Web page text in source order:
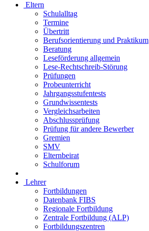
Eltern
Schulalltag
Termine
Übertritt
Berufsorientierung und Praktikum
Beratung
Leseförderung allgemein
Lese-Rechtschreib-Störung
Prüfungen
Probeunterricht
Jahrgangsstufentests
Grundwissentests
Vergleichsarbeiten
Abschlussprüfung
Prüfung für andere Bewerber
Gremien
SMV
Elternbeirat
Schulforum
Lehrer
Fortbildungen
Datenbank FIBS
Regionale Fortbildung
Zentrale Fortbildung (ALP)
Fortbildungszentren